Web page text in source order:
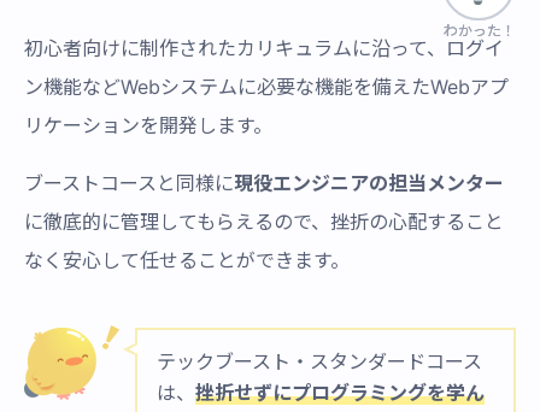
初心者向けに制作されたカリキュラムに沿って、ログイ
ン機能などWebシステムに必要な機能を備えたWebアプ
リケーションを開発します。
ブーストコースと同様に現役エンジニアの担当メンター
に徹底的に管理してもらえるので、挫折の心配すること
なく安心して任せることができます。
テックブースト・スタンダードコース
は、 挫折せずにプログラミングを学ん
わかった！
わかった！